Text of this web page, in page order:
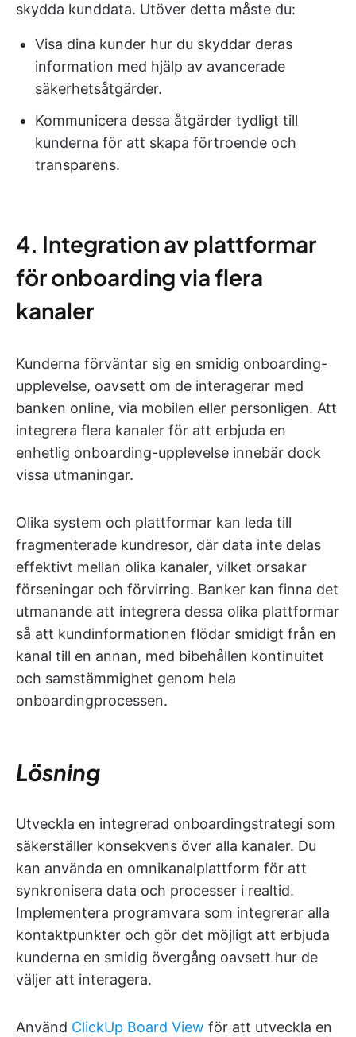
skydda kunddata. Utöver detta måste du:
Visa dina kunder hur du skyddar deras
information med hjälp av avancerade
säkerhetsåtgärder.
Kommunicera dessa åtgärder tydligt till
kunderna för att skapa förtroende och
transparens.
4. Integration av plattformar
för onboarding via flera
kanaler
Kunderna förväntar sig en smidig onboarding-
upplevelse, oavsett om de interagerar med
banken online, via mobilen eller personligen. Att
integrera flera kanaler för att erbjuda en
enhetlig onboarding-upplevelse innebär dock
vissa utmaningar.
Olika system och plattformar kan leda till
fragmenterade kundresor, där data inte delas
effektivt mellan olika kanaler, vilket orsakar
förseningar och förvirring. Banker kan finna det
utmanande att integrera dessa olika plattformar
så att kundinformationen flödar smidigt från en
kanal till en annan, med bibehållen kontinuitet
och samstämmighet genom hela
onboardingprocessen.
Lösning
Utveckla en integrerad onboardingstrategi som
säkerställer konsekvens över alla kanaler. Du
kan använda en omnikanalplattform för att
synkronisera data och processer i realtid.
Implementera programvara som integrerar alla
kontaktpunkter och gör det möjligt att erbjuda
kunderna en smidig övergång oavsett hur de
väljer att interagera.
Använd ClickUp Board View för att utveckla en